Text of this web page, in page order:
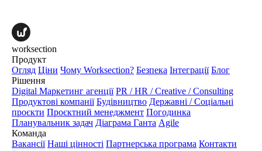
worksection
Продукт
Огляд Ціни Чому Worksection? Безпека Інтеграції Блог
Рішення
Digital Маркетинг агенції PR / HR / Creative / Consulting
Продуктові компанії Будівництво Державні / Соціальні
проєкти Проєктний менеджмент Погодинка
Планувальник задач Діаграма Ганта Agile
Команда
Вакансії Наші цінності Партнерська програма Контакти